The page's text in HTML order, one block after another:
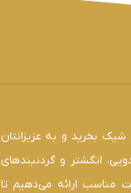
بخرید و به عزیزانتان
انگشتر و گردنبندهای
مناسب ارائه می‌دهیم تا